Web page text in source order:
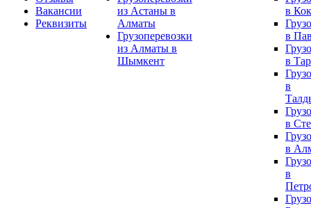
Вакансии
Реквизиты
из Астаны в
Алматы
Грузоперевозки
из Алматы в
Шымкент
в
в
в
в
в
в
в